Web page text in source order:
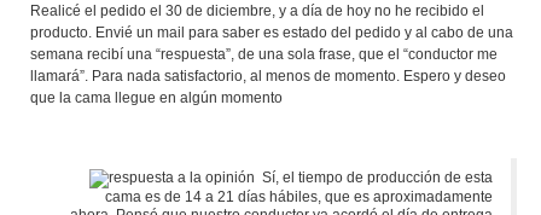
Realicé el pedido el 30 de diciembre, y a día de hoy no he recibido el
producto. Envié un mail para saber es estado del pedido y al cabo de una
semana recibí una “respuesta”, de una sola frase, que el “conductor me
llamará”. Para nada satisfactorio, al menos de momento. Espero y deseo
que la cama llegue en algún momento
Sí, el tiempo de producción de esta
cama es de 14 a 21 días hábiles, que es aproximadamente